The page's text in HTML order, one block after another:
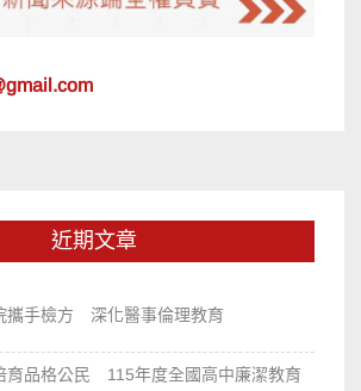
近期文章
攜手檢方 深化醫事倫理教育
育品格公民 115年度全國高中廉潔教育